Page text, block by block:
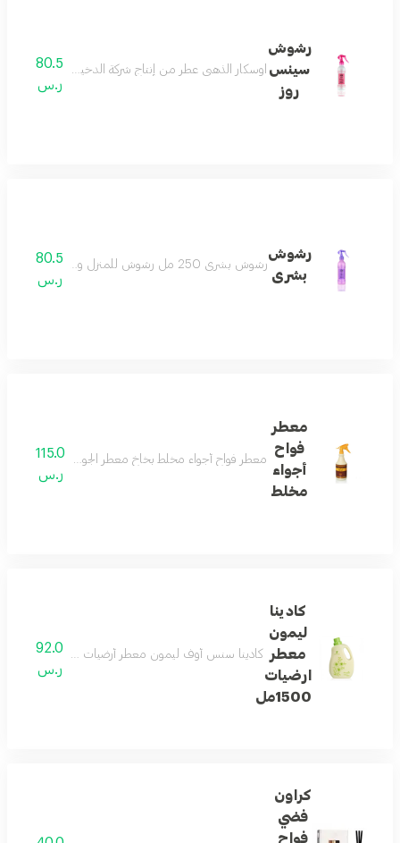
رشوش
سينس
روز
اوسكار الذهبي عطر من إنتاج شركة الدخيل للعود ويعتبر
80.5
ر.س
رشوش
بشرى
رشوش بشرى 250 مل رشوش للمنزل والأثاث برائحة البرتقال واليوسفي يبقيك في اجواء التناغم بين الفاكهه والازهار حيث يعتمد برائحته على
80.5
ر.س
معطر
فواح
أجواء
مخلط
معطر فواح أجواء مخلط بخاخ معطر الجو بخليط فريد من
115.0
ر.س
كادينا
ليمون
معطر
ارضيات
1500مل
كادينا سنس أوف ليمون معطر أرضيات السعة 1 5 لتر الوصف العام كادينا سنس أوف ليمون هو معطر أرضيات فاخر يمنح منزلك رائحة منعشة تدوم طويلاً بفضل تركيبة الهرم العطري المتكاملة، يقدم هذا المنتج تجربة حسية فريدة تبدأ بالانتعاش وتنتهي بالدفء والأناقة92.0
ر.س
كراون
فضي
فواح